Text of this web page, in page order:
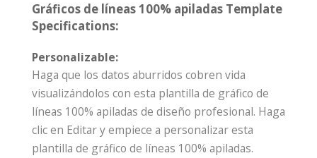
Gráficos de líneas 100% apiladas Template
Specifications:
Personalizable:
Haga que los datos aburridos cobren vida
visualizándolos con esta plantilla de gráfico de
líneas 100% apiladas de diseño profesional. Haga
clic en Editar y empiece a personalizar esta
plantilla de gráfico de líneas 100% apiladas.